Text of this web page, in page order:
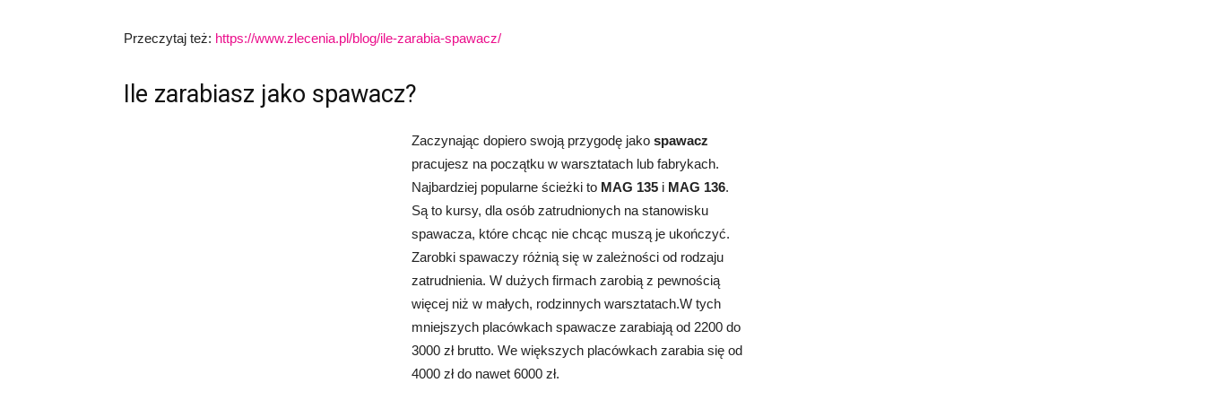
Przeczytaj też: https://www.zlecenia.pl/blog/ile-zarabia-spawacz/
Ile zarabiasz jako spawacz?
Zaczynając dopiero swoją przygodę jako spawacz
pracujesz na początku w warsztatach lub fabrykach.
Najbardziej popularne ścieżki to MAG 135 i MAG 136.
Są to kursy, dla osób zatrudnionych na stanowisku
spawacza, które chcąc nie chcąc muszą je ukończyć.
Zarobki spawaczy różnią się w zależności od rodzaju
zatrudnienia. W dużych firmach zarobią z pewnością
więcej niż w małych, rodzinnych warsztatach.W tych
mniejszych placówkach spawacze zarabiają od 2200 do
3000 zł brutto. We większych placówkach zarabia się od
4000 zł do nawet 6000 zł.